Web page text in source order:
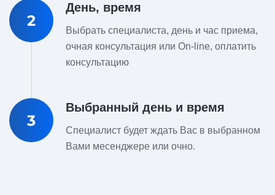
2
День, время
Выбрать специалиста, день и час приема,
очная консультация или On-line, оплатить
консультацию
3
Выбранный день и время
Специалист будет ждать Вас в выбранном
Вами месенджере или очно.